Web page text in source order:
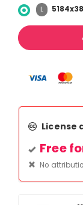
L
License
Free
No